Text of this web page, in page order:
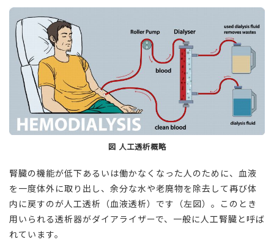
図 人工透析概略
腎臓の機能が低下あるいは働かなくなった人のために、血液
を一度体外に取り出し、余分な水や老廃物を除去して再び体
内に戻すのが人工透析（血液透析）です（左図）。このとき
用いられる透析器がダイアライザーで、一般に人工腎臓と呼ば
れています。